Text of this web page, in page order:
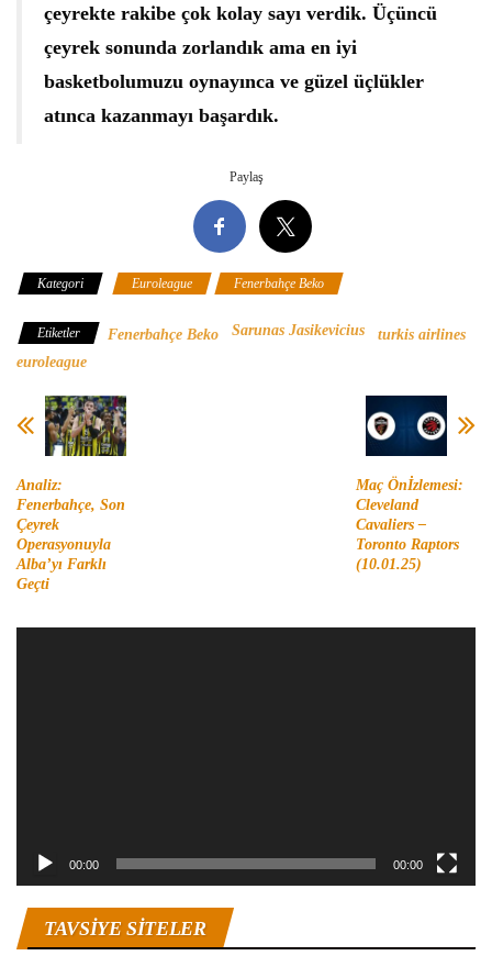
çeyrekte rakibe çok kolay sayı verdik. Üçüncü
çeyrek sonunda zorlandık ama en iyi
basketbolumuzu oynayınca ve güzel üçlükler
atınca kazanmayı başardık.
Paylaş
Kategori Euroleague Fenerbahçe Beko
Etiketler Fenerbahçe Beko Sarunas Jasikevicius
turkis airlines
euroleague
Analiz:
Fenerbahçe, Son
Çeyrek
Operasyonuyla
Alba’yı Farklı
Geçti
Maç Önİzlemesi:
Cleveland
Cavaliers –
Toronto Raptors
(10.01.25)
00:00 00:00
TAVSIYE SITELER